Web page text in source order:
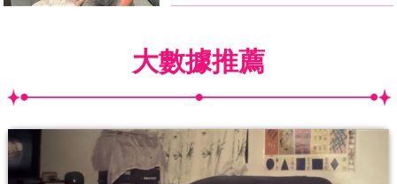
大數據推薦